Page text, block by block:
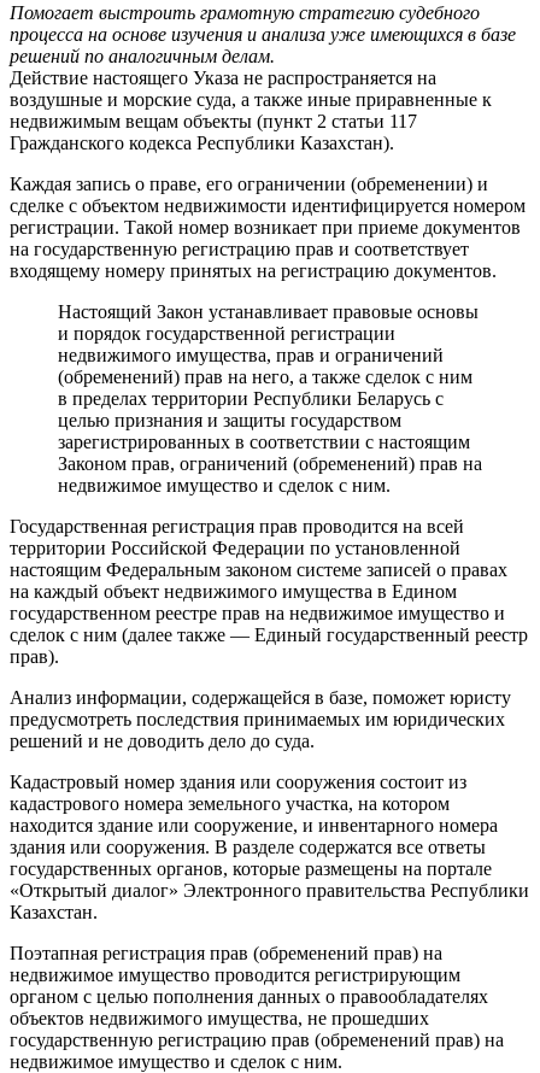
Помогает выстроить грамотную стратегию судебного
процесса на основе изучения и анализа уже имеющихся в базе
решений по аналогичным делам.
Действие настоящего Указа не распространяется на
воздушные и морские суда, а также иные приравненные к
недвижимым вещам объекты (пункт 2 статьи 117
Гражданского кодекса Республики Казахстан).
Каждая запись о праве, его ограничении (обременении) и
сделке с объектом недвижимости идентифицируется номером
регистрации. Такой номер возникает при приеме документов
на государственную регистрацию прав и соответствует
входящему номеру принятых на регистрацию документов.
Настоящий Закон устанавливает правовые основы
и порядок государственной регистрации
недвижимого имущества, прав и ограничений
(обременений) прав на него, а также сделок с ним
в пределах территории Республики Беларусь с
целью признания и защиты государством
зарегистрированных в соответствии с настоящим
Законом прав, ограничений (обременений) прав на
недвижимое имущество и сделок с ним.
Государственная регистрация прав проводится на всей
территории Российской Федерации по установленной
настоящим Федеральным законом системе записей о правах
на каждый объект недвижимого имущества в Едином
государственном реестре прав на недвижимое имущество и
сделок с ним (далее также — Единый государственный реестр
прав).
Анализ информации, содержащейся в базе, поможет юристу
предусмотреть последствия принимаемых им юридических
решений и не доводить дело до суда.
Кадастровый номер здания или сооружения состоит из
кадастрового номера земельного участка, на котором
находится здание или сооружение, и инвентарного номера
здания или сооружения. В разделе содержатся все ответы
государственных органов, которые размещены на портале
«Открытый диалог» Электронного правительства Республики
Казахстан.
Поэтапная регистрация прав (обременений прав) на
недвижимое имущество проводится регистрирующим
органом с целью пополнения данных о правообладателях
объектов недвижимого имущества, не прошедших
государственную регистрацию прав (обременений прав) на
недвижимое имущество и сделок с ним.